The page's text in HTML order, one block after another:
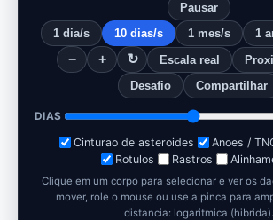
Pausar
1 dia/s
10 dias/s 1 mes/s 1
− + ↻ Escala real
Desafio
Compartilhar
DIAS
Cinturao de asteroides
Anoes /
Rotulos
Rastros
Clique em um corpo para selecionar e ver os
mover, role o mouse ou use a pinca para
distancia: logaritmica (hibrida).